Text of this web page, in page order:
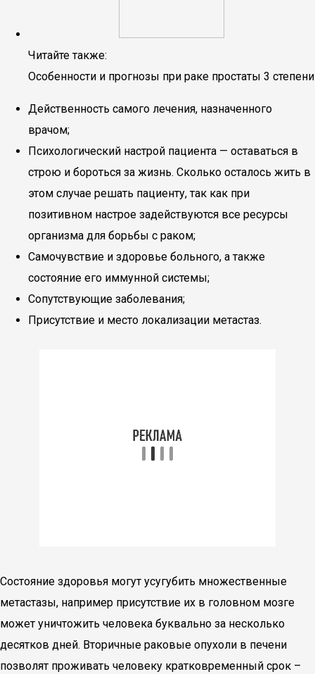
Читайте также:
Особенности и прогнозы при раке простаты 3 степени
Действенность самого лечения, назначенного
врачом;
Психологический настрой пациента — оставаться в
строю и бороться за жизнь. Сколько осталось жить в
этом случае решать пациенту, так как при
позитивном настрое задействуются все ресурсы
организма для борьбы с раком;
Самочувствие и здоровье больного, а также
состояние его иммунной системы;
Сопутствующие заболевания;
Присутствие и место локализации метастаз.
Состояние здоровья могут усугубить множественные
метастазы, например присутствие их в головном мозге
может уничтожить человека буквально за несколько
десятков дней. Вторичные раковые опухоли в печени
позволят проживать человеку кратковременный срок –